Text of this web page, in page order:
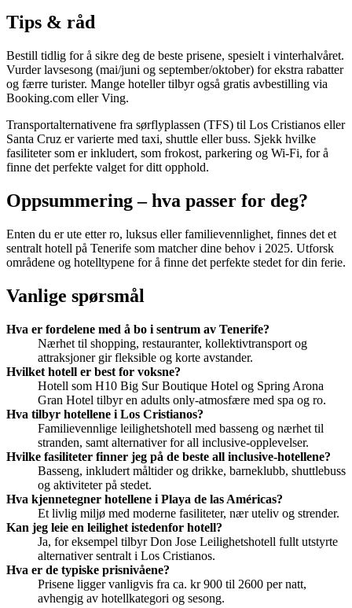
Tips & råd
Bestill tidlig for å sikre deg de beste prisene, spesielt i vinterhalvåret.
Vurder lavsesong (mai/juni og september/oktober) for ekstra rabatter
og færre turister. Mange hoteller tilbyr også gratis avbestilling via
Booking.com eller Ving.
Transportalternativene fra sørflyplassen (TFS) til Los Cristianos eller
Santa Cruz er varierte med taxi, shuttle eller buss. Sjekk hvilke
fasiliteter som er inkludert, som frokost, parkering og Wi-Fi, for å
finne det perfekte valget for ditt opphold.
Oppsummering – hva passer for deg?
Enten du er ute etter ro, luksus eller familievennlighet, finnes det et
sentralt hotell på Tenerife som matcher dine behov i 2025. Utforsk
områdene og hotelltypene for å finne det perfekte stedet for din ferie.
Vanlige spørsmål
Hva er fordelene med å bo i sentrum av Tenerife?
Nærhet til shopping, restauranter, kollektivtransport og
attraksjoner gir fleksible og korte avstander.
Hvilket hotell er best for voksne?
Hotell som H10 Big Sur Boutique Hotel og Spring Arona
Gran Hotel tilbyr en adults only-atmosfære med spa og ro.
Hva tilbyr hotellene i Los Cristianos?
Familievennlige leilighetshotell med basseng og nærhet til
stranden, samt alternativer for all inclusive-opplevelser.
Hvilke fasiliteter finner jeg på de beste all inclusive-hotellene?
Basseng, inkludert måltider og drikke, barneklubb, shuttlebuss
og aktiviteter på stedet.
Hva kjennetegner hotellene i Playa de las Américas?
Et livlig miljø med moderne fasiliteter, nær uteliv og strender.
Kan jeg leie en leilighet istedenfor hotell?
Ja, for eksempel tilbyr Don Jose Leilighetshotell fullt utstyrte
alternativer sentralt i Los Cristianos.
Hva er de typiske prisnivåene?
Prisene ligger vanligvis fra ca. kr 900 til 2600 per natt,
avhengig av hotellkategori og sesong.